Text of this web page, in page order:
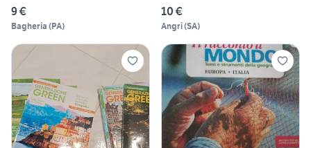
9 €
Bagheria (PA)
10 €
Angri(SA)